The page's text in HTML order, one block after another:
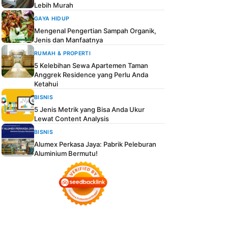
Lebih Murah
GAYA HIDUP
Mengenal Pengertian Sampah Organik,
Jenis dan Manfaatnya
RUMAH & PROPERTI
5 Kelebihan Sewa Apartemen Taman
Anggrek Residence yang Perlu Anda
Ketahui
BISNIS
5 Jenis Metrik yang Bisa Anda Ukur
Lewat Content Analysis
BISNIS
Alumex Perkasa Jaya: Pabrik Peleburan
Aluminium Bermutu!